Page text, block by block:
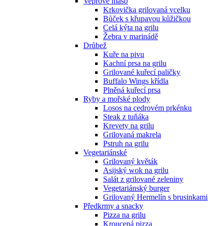
Krkovička grilovaná vcelku
Bůček s křupavou kůžičkou
Celá kýta na grilu
Žebra v marinádě
Drůbež
Kuře na pivu
Kachní prsa na grilu
Grilované kuřecí paličky
Buffalo Wings křídla
Plněná kuřecí prsa
Ryby a mořské plody
Losos na cedrovém prkénku
Steak z tuňáka
Krevety na grilu
Grilovaná makrela
Pstruh na grilu
Vegetariánské
Grilovaný květák
Asijský wok na grilu
Salát z grilované zeleniny
Vegetariánský burger
Grilovaný Hermelín s brusinkami
Předkrmy a snacky
Pizza na grilu
Kroucená pizza